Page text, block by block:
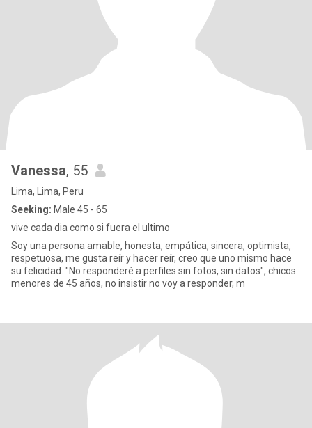
Vanessa, 55
Lima, Lima, Peru
Seeking: Male 45 - 65
vive cada dia como si fuera el ultimo
Soy una persona amable, honesta, empática, sincera, optimista,
respetuosa, me gusta reír y hacer reír, creo que uno mismo hace
su felicidad. "No responderé a perfiles sin fotos, sin datos", chicos
menores de 45 años, no insistir no voy a responder, m